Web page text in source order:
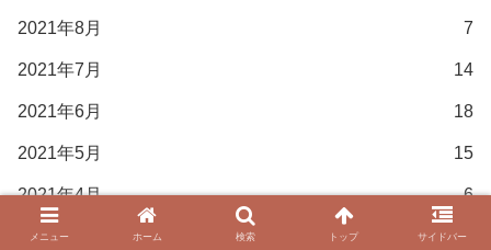
2021年8月 7
2021年7月 14
2021年6月 18
2021年5月 15
2021年4月 6
2021年3月 15
メニュー ホーム 検索 トップ サイドバー